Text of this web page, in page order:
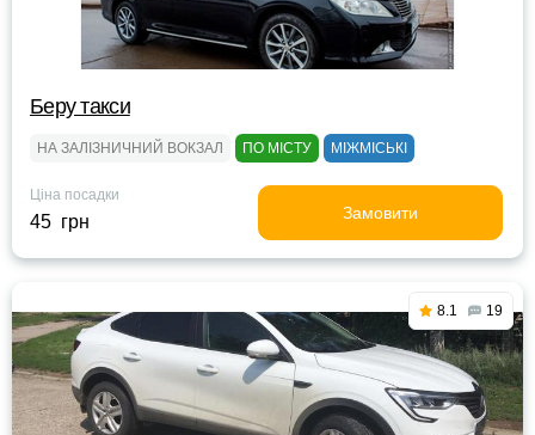
Беру такси
НА ЗАЛІЗНИЧНИЙ ВОКЗАЛ ПО МІСТУ МІЖМІСЬКІ
Ціна посадки
45 грн Замовити
8.1 19